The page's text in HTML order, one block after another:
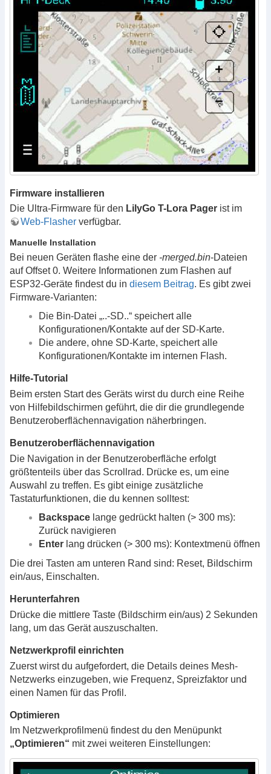
Firmware installieren
Die Ultra-Firmware für den LilyGo T-Lora Pager ist im
Web-Flasher verfügbar.
Manuelle Installation
Bei neuen Geräten flashe eine der -merged.bin-Dateien
auf Offset 0. Weitere Informationen zum Flashen auf
ESP32-Geräte findest du in diesem Beitrag. Es gibt zwei
Firmware-Varianten:
Die Bin-Datei „..-SD..“ speichert alle
Konfigurationen/Kontakte auf der SD-Karte.
Die andere, ohne SD-Karte, speichert alle
Konfigurationen/Kontakte im internen Flash.
Hilfe-Tutorial
Beim ersten Start des Geräts wirst du durch eine Reihe
von Hilfebildschirmen geführt, die dir die grundlegende
Benutzeroberflächennavigation näherbringen.
Benutzeroberflächennavigation
Die Navigation in der Benutzeroberfläche erfolgt
größtenteils über das Scrollrad. Drücke es, um eine
Auswahl zu treffen. Es gibt einige zusätzliche
Tastaturfunktionen, die du kennen solltest:
Backspace lange gedrückt halten (> 300 ms):
Zurück navigieren
Enter lang drücken (> 300 ms): Kontextmenü öffnen
Die drei Tasten am unteren Rand sind: Reset, Bildschirm
ein/aus, Einschalten.
Herunterfahren
Drücke die mittlere Taste (Bildschirm ein/aus) 2 Sekunden
lang, um das Gerät auszuschalten.
Netzwerkprofil einrichten
Zuerst wirst du aufgefordert, die Details deines Mesh-
Netzwerks einzugeben, wie Frequenz, Spreizfaktor und
einen Namen für das Profil.
Optimieren
Im Netzwerkprofilmenü findest du den Menüpunkt
„Optimieren“ mit zwei weiteren Einstellungen: